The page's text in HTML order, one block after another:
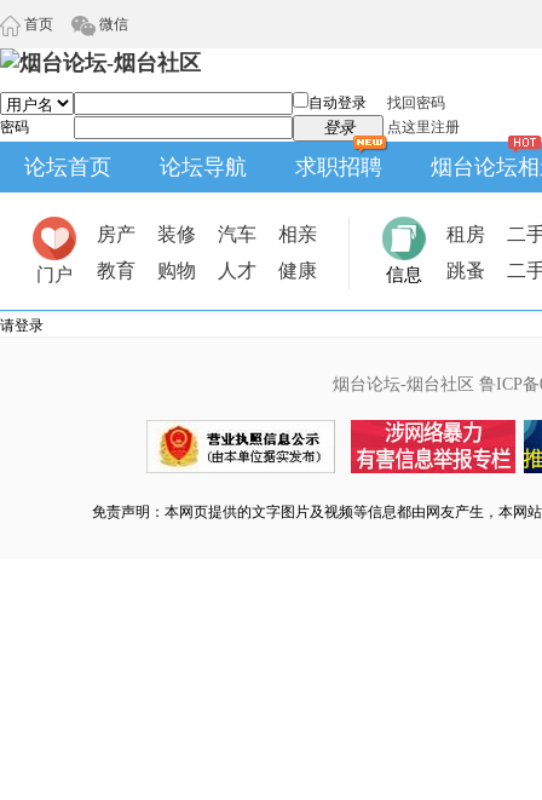
首页 微信
自动登录
找回密码
密码
登录 点这里注册
论坛首页 论坛导航 求职招聘 烟台论坛
门户
房产 装修 汽车
相亲
教育
购物 人才 健康 信息
租房
二
跳蚤
二
请登录
烟台论坛-烟台社区 鲁ICP备
免责声明：本网页提供的文字图片及视频等信息都由网友产生，本网